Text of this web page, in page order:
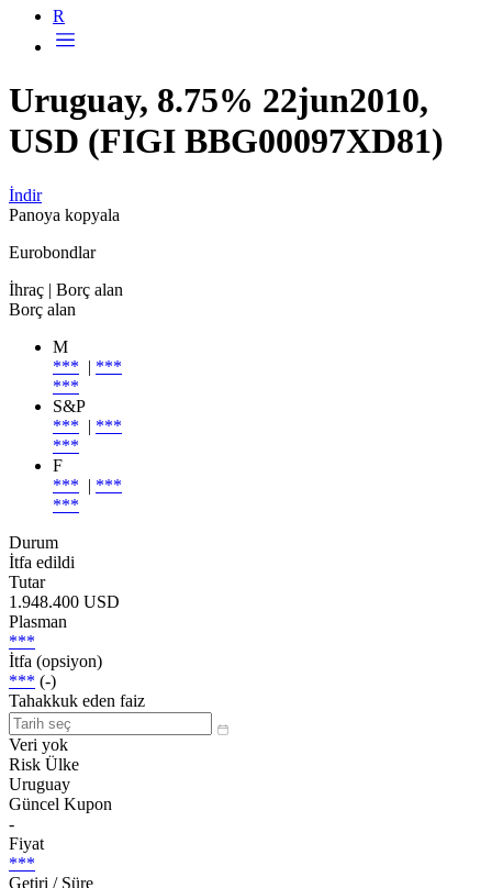
R
Uruguay, 8.75% 22jun2010,
USD (FIGI BBG00097XD81)
İndir
Panoya kopyala
Eurobondlar
İhraç | Borç alan
Borç alan
M
*** | ***
***
S&P
*** | ***
***
F
*** | ***
***
Durum
İtfa edildi
Tutar
1.948.400 USD
Plasman
***
İtfa (opsiyon)
*** (-)
Tahakkuk eden faiz
Veri yok
Risk Ülke
Uruguay
Güncel Kupon
-
Fiyat
***
Getiri / Süre